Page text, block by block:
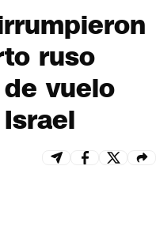
ruso
vuelo